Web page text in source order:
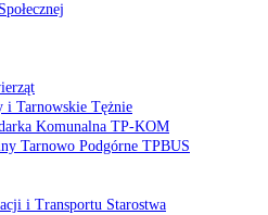
i Tarnowskie Tężnie
Komunalna TP-KOM
Tarnowo Podgórne TPBUS
i Transportu Starostwa